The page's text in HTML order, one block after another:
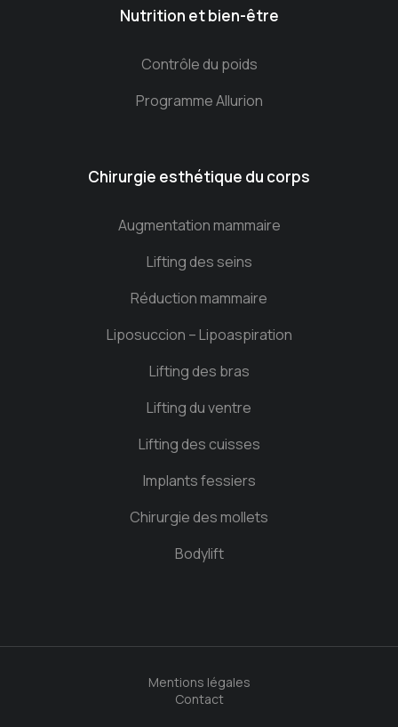
Nutrition et bien-être
Contrôle du poids
Programme Allurion
Chirurgie esthétique du corps
Augmentation mammaire
Lifting des seins
Réduction mammaire
Liposuccion – Lipoaspiration
Lifting des bras
Lifting du ventre
Lifting des cuisses
Implants fessiers
Chirurgie des mollets
Bodylift
Mentions légales
Contact